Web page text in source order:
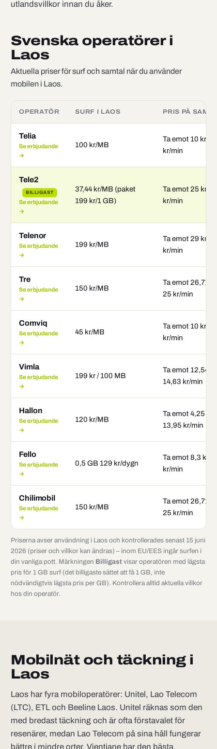
utlandsvillkor innan du åker.
Svenska operatörer i
Laos
Aktuella priser för surf och samtal när du använder
mobilen i Laos.
OPERATÖR SURF I LAOS PRIS PÅ
Telia
Se erbjudande
→
100 kr/MB
Ta emot 10 kr/
kr/min
Tele2
BILLIGAST
Se erbjudande
→
37,44 kr/MB (paket
199 kr/1 GB)
Ta emot 25 kr/
kr/min
Telenor
Se erbjudande
→
199 kr/MB
Ta emot 29 kr/
kr/min
Tre
Se erbjudande
→
150 kr/MB
Ta emot 26,71
25 kr/min
Comviq
Se erbjudande
→
45 kr/MB
Ta emot 10 kr/
kr/min
Vimla
Se erbjudande
→
199 kr / 100 MB
Ta emot 12,54
14,63 kr/min
Hallon
Se erbjudande
→
120 kr/MB
Ta emot 4,25 kr/
13,95 kr/min
Fello
Se erbjudande
→
0,5 GB 129 kr/dygn
Ta emot 8,3 kr/
kr/min
Chilimobil
Se erbjudande
→
150 kr/MB
Ta emot 26,71
25 kr/min
Priserna avser användning i Laos och kontrollerades senast 15 juni
2026 (priser och villkor kan ändras) – inom EU/EES ingår surfen i
din vanliga pott. Märkningen Billigast visar operatören med lägsta
pris för 1 GB surf (det billigaste sättet att få 1 GB, inte
nödvändigtvis lägsta pris per GB). Kontrollera alltid aktuella villkor
hos din operatör.
Mobilnät och täckning i
Laos
Laos har fyra mobiloperatörer: Unitel, Lao Telecom
(LTC), ETL och Beeline Laos. Unitel räknas som den
med bredast täckning och är ofta förstavalet för
resenärer, medan Lao Telecom på sina håll fungerar
bättre i mindre orter. Vientiane har den bästa